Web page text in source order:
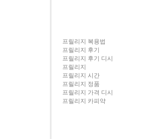
프릴리지 복용법
프릴리지 후기
프릴리지 후기 디시
프릴리지
프릴리지 시간
프릴리지 정품
프릴리지 가격 디시
프릴리지 카피약